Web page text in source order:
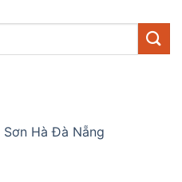
Hà Đà Nẵng